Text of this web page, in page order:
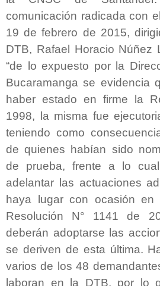
comunicación radicada con
19 de febrero de 2015,
DTB, Rafael Horacio Núñez
“de lo expuesto por la
Bucaramanga se evidencia
haber estado en firme la
1998, la misma fue
teniendo como
de quienes habían sido
de prueba, frente a lo
adelantar las actuaciones
haya lugar con ocasión
Resolución N° 1141 de
deberán adoptarse las
se deriven de esta última.
varios de los 48
laboran en la DTB, por lo